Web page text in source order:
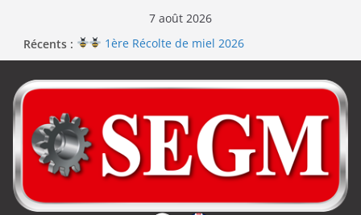
7 août 2026
Récents :
1ère Récolte de miel 2026
Renouvellement de la certification ISO 9001
Le repas d’équipe de SEGM allume le feu
Jérôme en renfort sur la qualité de #SEGM